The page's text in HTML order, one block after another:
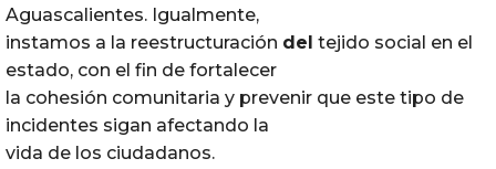
Aguascalientes. Igualmente,
instamos a la reestructuración del tejido social en el
estado, con el fin de fortalecer
la cohesión comunitaria y prevenir que este tipo de
incidentes sigan afectando la
vida de los ciudadanos.